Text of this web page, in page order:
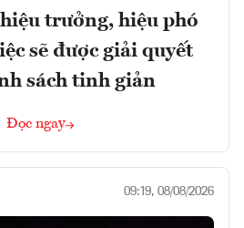
trưởng, hiệu phó
sẽ được giải quyết
sách tinh giản
Đọc ngay
09:19, 08/08/2026